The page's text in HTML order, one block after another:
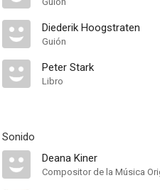
Diederik Hoogstraten
Guión
Peter Stark
Libro
Sonido
Deana Kiner
Compositor de la Música